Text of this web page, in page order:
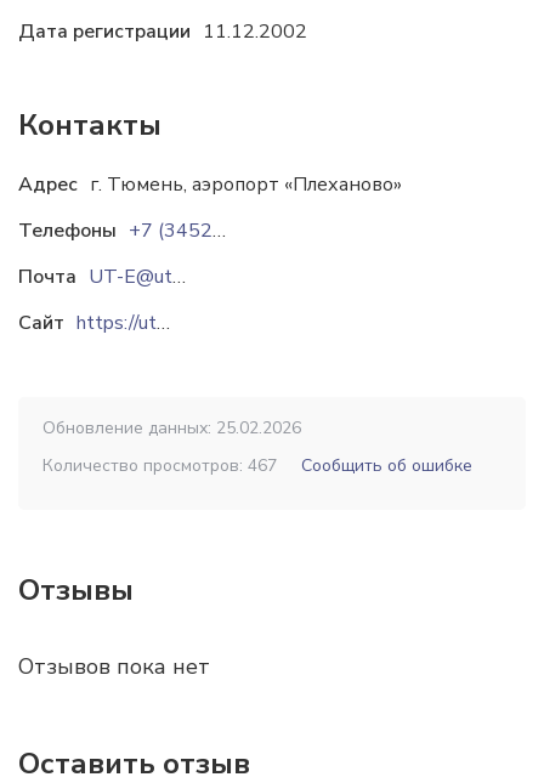
Дата регистрации 11.12.2002
Контакты
Адрес г. Тюмень, аэропорт «Плеханово»
Телефоны
+7 (3452) 29-85-80
Почта
UT-E@utair.ru
Сайт
https://utair-engineering.ru
Обновление данных: 25.02.2026
Количество просмотров: 467
Сообщить об ошибке
Отзывы
Отзывов пока нет
Оставить отзыв